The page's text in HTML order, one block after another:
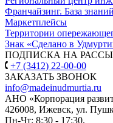
Франчайзинг. База знаний
Маркетплейсы
Территории
Знак «Сделано в
ПОДПИСКА НА
+7 (3412) 22-00-00
ЗАКАЗАТЬ ЗВОНОК
info@madeinudmurtia.ru
АНО «Корпорация
426008, Ижевск, ул.
Пн-Чт: 8:30 - 17:30,